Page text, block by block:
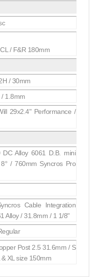
/ F&R 180mm
/ 30mm
/ 1.8mm
29x2.4" Performance /
DC Alloy 6061 D.B. mini
/ 760mm Syncros Pro
Cable Integration
Alloy / 31.8mm / 1 1/8"
Post 2.5 31.6mm / S
XL size 150mm